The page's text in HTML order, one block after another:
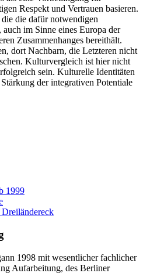
Respekt und Vertrauen basieren.
die dafür notwendigen
im Sinne eines Europa der
Zusammenhanges bereithält.
dort Nachbarn, die Letzteren nicht
Kulturvergleich ist hier nicht
sein. Kulturelle Identitäten
der integrativen Potentiale
1999
1998 mit wesentlicher fachlicher
Aufarbeitung, des Berliner